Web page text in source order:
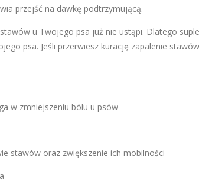
przejść na dawkę podtrzymującą.
u Twojego psa już nie ustąpi. Dlatego
psa. Jeśli przerwiesz kurację zapalenie
w zmniejszeniu bólu u psów
stawów oraz zwiększenie ich mobilności